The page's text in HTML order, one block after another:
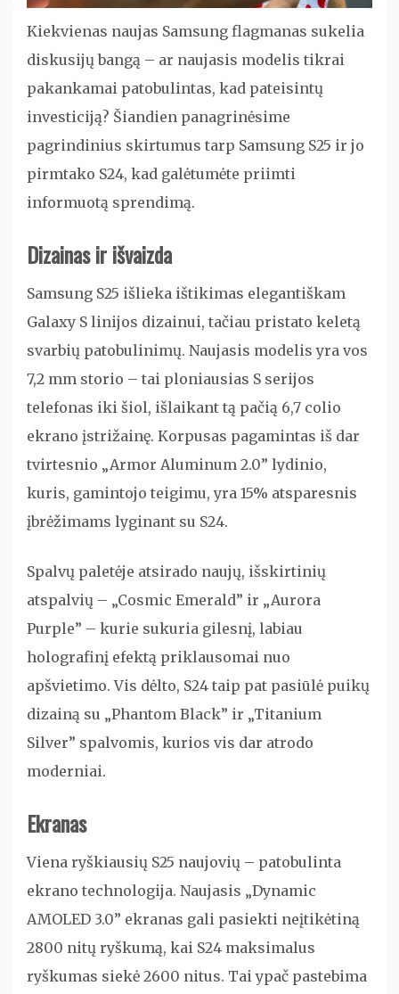
Kiekvienas naujas Samsung flagmanas sukelia
diskusijų bangą – ar naujasis modelis tikrai
pakankamai patobulintas, kad pateisintų
investiciją? Šiandien panagrinėsime
pagrindinius skirtumus tarp Samsung S25 ir jo
pirmtako S24, kad galėtumėte priimti
informuotą sprendimą.
Dizainas ir išvaizda
Samsung S25 išlieka ištikimas elegantiškam
Galaxy S linijos dizainui, tačiau pristato keletą
svarbių patobulinimų. Naujasis modelis yra vos
7,2 mm storio – tai ploniausias S serijos
telefonas iki šiol, išlaikant tą pačią 6,7 colio
ekrano įstrižainę. Korpusas pagamintas iš dar
tvirtesnio „Armor Aluminum 2.0” lydinio,
kuris, gamintojo teigimu, yra 15% atsparesnis
įbrėžimams lyginant su S24.
Spalvų paletėje atsirado naujų, išskirtinių
atspalvių – „Cosmic Emerald” ir „Aurora
Purple” – kurie sukuria gilesnį, labiau
holografinį efektą priklausomai nuo
apšvietimo. Vis dėlto, S24 taip pat pasiūlė puikų
dizainą su „Phantom Black” ir „Titanium
Silver” spalvomis, kurios vis dar atrodo
moderniai.
Ekranas
Viena ryškiausių S25 naujovių – patobulinta
ekrano technologija. Naujasis „Dynamic
AMOLED 3.0” ekranas gali pasiekti neįtikėtiną
2800 nitų ryškumą, kai S24 maksimalus
ryškumas siekė 2600 nitus. Tai ypač pastebima